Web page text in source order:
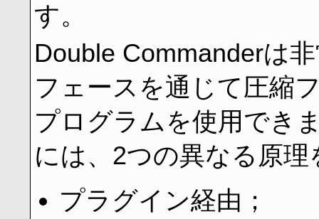
す。
Double Commanderは
フェースを通じて圧縮
プログラムを使用でき
には、2つの異なる原
プラグイン経由；